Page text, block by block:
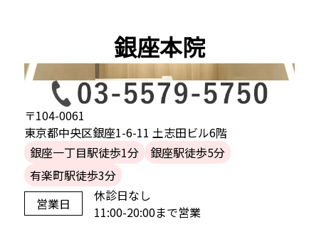
銀座本院
〒104-0061
東京都中央区銀座1-6-11 土志田ビル6階
銀座一丁目駅徒歩1分
銀座駅徒歩5分
有楽町駅徒歩3分
営業日
休診日なし
11:00-20:00まで営業